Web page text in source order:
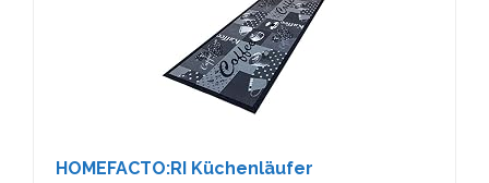
HOMEFACTO:RI Küchenläufer